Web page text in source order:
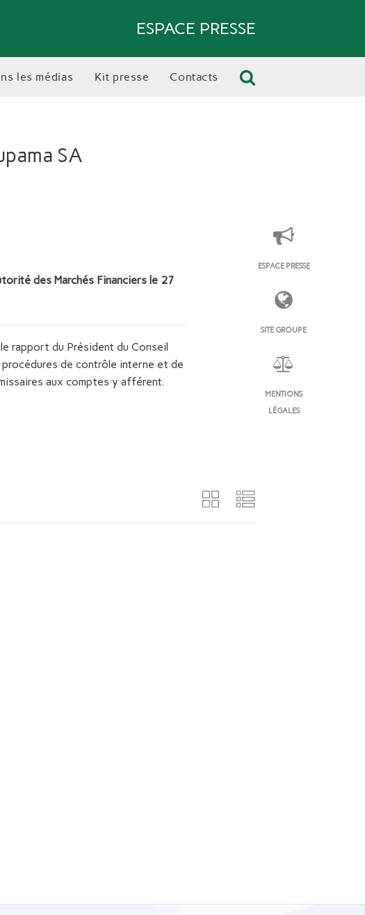
ESPACE PRESSE
les médias kit presse contacts
SA
ESPACE PRESSE
SITE GROUPE
MENTIONS
LÉGALES
des Marchés Financiers le 27
rapport du Président du Conseil
de contrôle interne et de
aux comptes y afférent.